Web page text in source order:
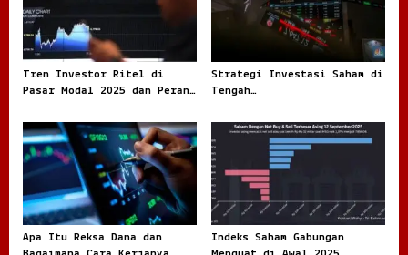
Tren Investor Ritel di
Pasar Modal 2025 dan Peran
Keputusan
Strategi Investasi Saham di
Tengah
Praktis bagi Investor yang
Ingin Bertahan dan Tetap
Bertumbuh
Apa Itu Reksa Dana dan
Indeks Saham Gabungan